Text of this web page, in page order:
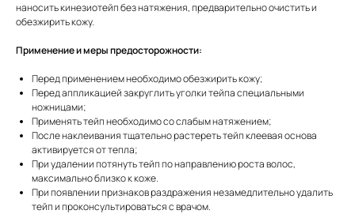
наносить кинезиотейп без натяжения, предварительно очистить и
обезжирить кожу.
Применение и меры предосторожности:
Перед применением необходимо обезжирить кожу;
Перед аппликацией закруглить уголки тейпа специальными
ножницами;
Применять тейп необходимо со слабым натяжением;
После наклеивания тщательно растереть тейп клеевая основа
активируется от тепла;
При удалении потянуть тейп по направлению роста волос,
максимально близко к коже.
При появлении признаков раздражения незамедлительно удалить
тейп и проконсультироваться с врачом.